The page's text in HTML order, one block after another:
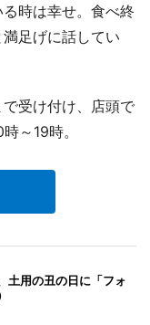
時は幸せ。食べ終
足げに話してい
受け付け、店頭で
～19時。
土用の丑の日に「フォ